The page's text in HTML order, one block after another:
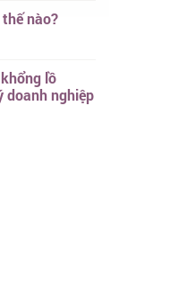
nào?
lồ
doanh nghiệp